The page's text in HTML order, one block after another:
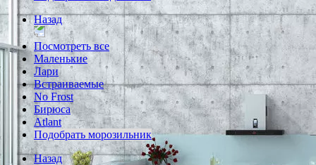
Назад
Посмотреть все
Маленькие
Лари
Встраиваемые
No Frost
Бирюса
Atlant
Подобрать морозильник
Назад